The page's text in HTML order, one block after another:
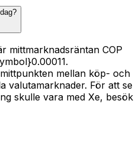
mittmarknadsräntan COP
mellan köp- och
valutamarknader. För att se
skulle vara med Xe, besök